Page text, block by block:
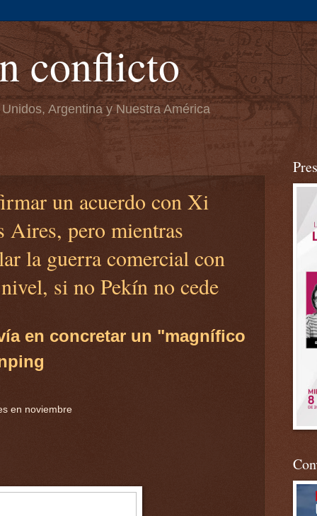
conflicto
Argentina y Nuestra América
un acuerdo con Xi
Aires, pero mientras
la guerra comercial con
si no Pekín no cede
en concretar un "magnífico
en noviembre